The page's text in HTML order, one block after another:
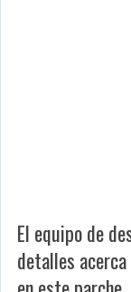
El equipo de
detalles